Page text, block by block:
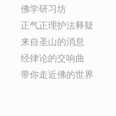
佛学研习坊
正气正理护法释疑
来自圣山的消息
经律论的交响曲
带你走近佛的世界